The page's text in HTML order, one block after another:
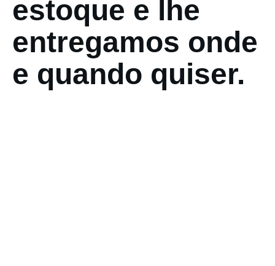
estoque e lhe
entregamos onde
e quando quiser.